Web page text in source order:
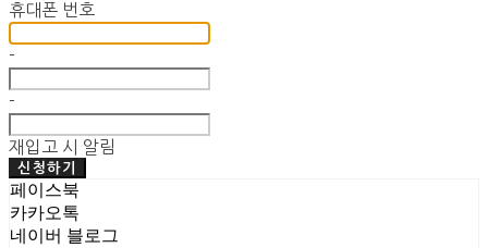
휴대폰 번호
-
-
재입고 시 알림
신청하기
페이스북
카카오톡
네이버 블로그